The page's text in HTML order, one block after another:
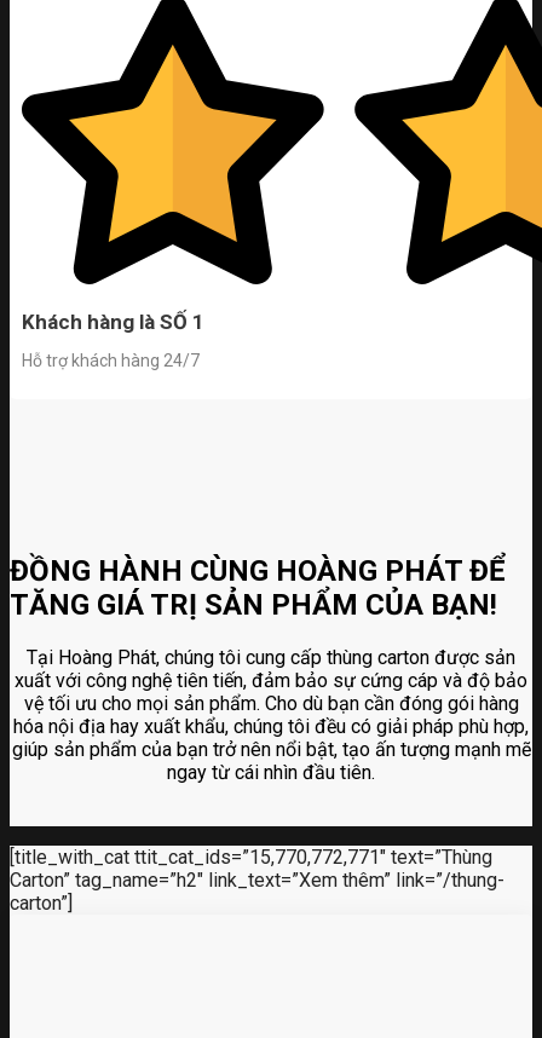
Khách hàng là SỐ 1
Hỗ trợ khách hàng 24/7
ĐỒNG HÀNH CÙNG HOÀNG PHÁT ĐỂ
TĂNG GIÁ TRỊ SẢN PHẨM CỦA BẠN!
Tại Hoàng Phát, chúng tôi cung cấp thùng carton được sản
xuất với công nghệ tiên tiến, đảm bảo sự cứng cáp và độ bảo
vệ tối ưu cho mọi sản phẩm. Cho dù bạn cần đóng gói hàng
hóa nội địa hay xuất khẩu, chúng tôi đều có giải pháp phù hợp,
giúp sản phẩm của bạn trở nên nổi bật, tạo ấn tượng mạnh mẽ
ngay từ cái nhìn đầu tiên.
[title_with_cat ttit_cat_ids=”15,770,772,771″ text=”Thùng
Carton” tag_name=”h2″ link_text=”Xem thêm” link=”/thung-
carton”]